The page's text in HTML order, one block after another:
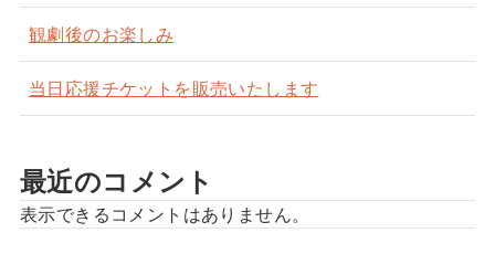
観劇後のお楽しみ
当日応援チケットを販売いたします
最近のコメント
表示できるコメントはありません。